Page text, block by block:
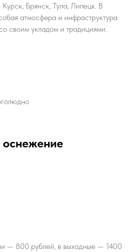
Брянск, Тула, Липецк. В
атмосфера и инфраструктура
своим укладом и традициями.
оснежение
— 800 рублей, в выходные — 1400